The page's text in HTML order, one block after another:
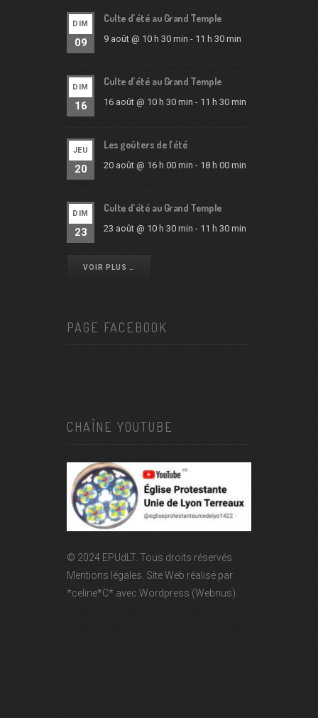
DIM
09
Culte d’été au Grand Temple
9 août @ 10 h 30 min - 11 h 30 min
DIM
16
Culte d’été au Grand Temple
16 août @ 10 h 30 min - 11 h 30 min
JEU
20
Les goûters de l’été
20 août @ 16 h 00 min - 18 h 00 min
DIM
23
Culte d’été au Grand Temple
23 août @ 10 h 30 min - 11 h 30 min
VOIR PLUS …
PAGE FACEBOOK
CHAÎNE YOUTUBE
© 2024 EPUdLT. Tous droits réservés.
Mentions légales. Site Web réalisé par
*celine*C* avec Wordpress (Webnus).